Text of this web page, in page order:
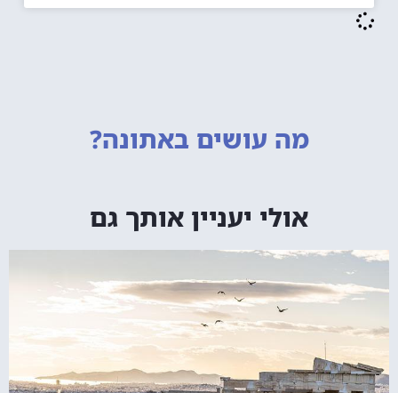
מה עושים באתונה?
אולי יעניין אותך גם